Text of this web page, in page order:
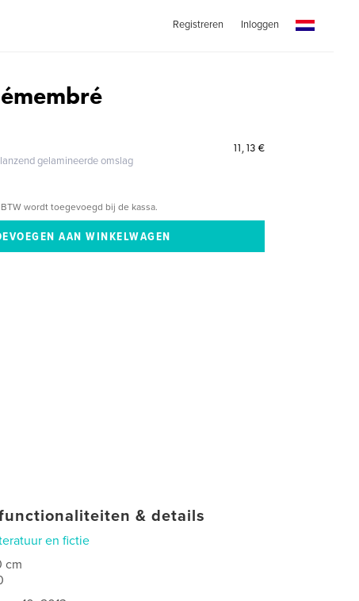
Registreren Inloggen
gelamineerde omslag
11,13 €
BTW wordt toegevoegd bij de kassa.
& details
en fictie
cm